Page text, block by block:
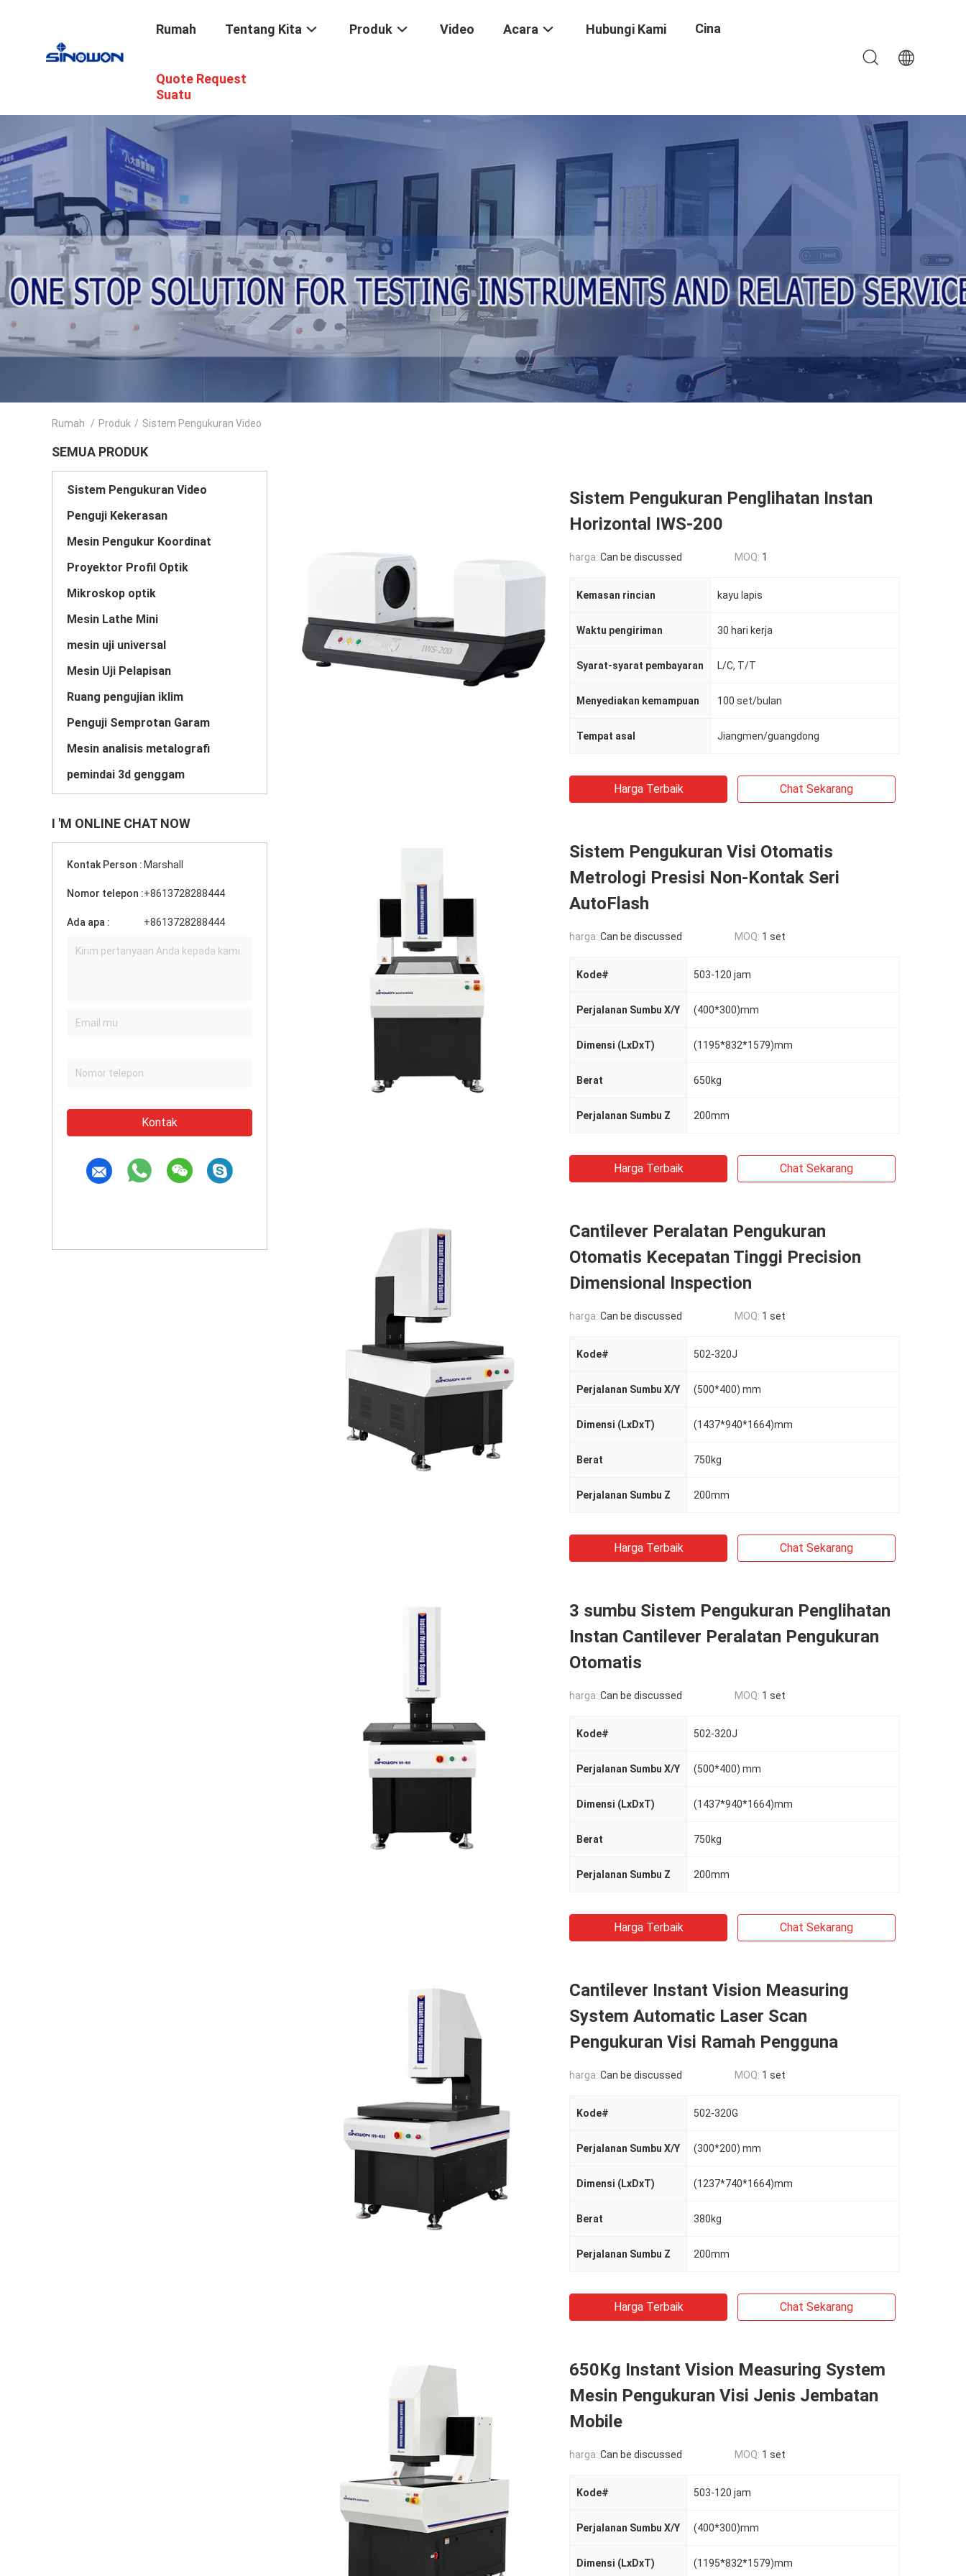
Rumah Tentang Kita Produk Video Acara Hubungi Kami Cina
Quote Request
Suatu
Rumah / Produk / Sistem Pengukuran Video
SEMUA PRODUK
Sistem Pengukuran Video
Penguji Kekerasan
Mesin Pengukur Koordinat
Proyektor Profil Optik
Mikroskop optik
Mesin Lathe Mini
mesin uji universal
Mesin Uji Pelapisan
Ruang pengujian iklim
Penguji Semprotan Garam
Mesin analisis metalografi
pemindai 3d genggam
I 'M ONLINE CHAT NOW
Kontak Person : Marshall
Nomor telepon :+8613728288444
Ada apa : +8613728288444
Kontak
Sistem Pengukuran Penglihatan Instan
Horizontal IWS-200
harga: Can be discussed MOQ: 1
Kemasan rincian kayu lapis
Waktu pengiriman 30 hari kerja
Syarat-syarat pembayaran L/C, T/T
Menyediakan kemampuan 100 set/bulan
Tempat asal Jiangmen/guangdong
Harga Terbaik Chat Sekarang
Sistem Pengukuran Visi Otomatis
Metrologi Presisi Non-Kontak Seri
AutoFlash
harga: Can be discussed MOQ: 1 set
Kode# 503-120 jam
Perjalanan Sumbu X/Y (400*300)mm
Dimensi (LxDxT) (1195*832*1579)mm
Berat 650kg
Perjalanan Sumbu Z 200mm
Harga Terbaik Chat Sekarang
Cantilever Peralatan Pengukuran
Otomatis Kecepatan Tinggi Precision
Dimensional Inspection
harga: Can be discussed MOQ: 1 set
Kode# 502-320J
Perjalanan Sumbu X/Y (500*400) mm
Dimensi (LxDxT) (1437*940*1664)mm
Berat 750kg
Perjalanan Sumbu Z 200mm
Harga Terbaik Chat Sekarang
3 sumbu Sistem Pengukuran Penglihatan
Instan Cantilever Peralatan Pengukuran
Otomatis
harga: Can be discussed MOQ: 1 set
Kode# 502-320J
Perjalanan Sumbu X/Y (500*400) mm
Dimensi (LxDxT) (1437*940*1664)mm
Berat 750kg
Perjalanan Sumbu Z 200mm
Harga Terbaik Chat Sekarang
Cantilever Instant Vision Measuring
System Automatic Laser Scan
Pengukuran Visi Ramah Pengguna
harga: Can be discussed MOQ: 1 set
Kode# 502-320G
Perjalanan Sumbu X/Y (300*200) mm
Dimensi (LxDxT) (1237*740*1664)mm
Berat 380kg
Perjalanan Sumbu Z 200mm
Harga Terbaik Chat Sekarang
650Kg Instant Vision Measuring System
Mesin Pengukuran Visi Jenis Jembatan
Mobile
harga: Can be discussed MOQ: 1 set
Kode# 503-120 jam
Perjalanan Sumbu X/Y (400*300)mm
Dimensi (LxDxT) (1195*832*1579)mm